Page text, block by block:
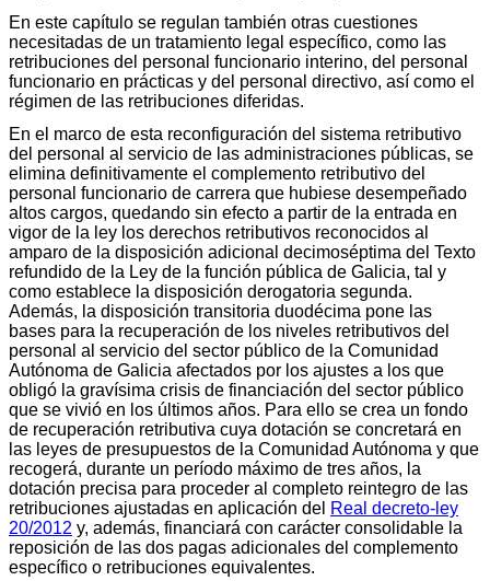
En este capítulo se regulan también otras cuestiones
necesitadas de un tratamiento legal específico, como las
retribuciones del personal funcionario interino, del personal
funcionario en prácticas y del personal directivo, así como el
régimen de las retribuciones diferidas.
En el marco de esta reconfiguración del sistema retributivo
del personal al servicio de las administraciones públicas, se
elimina definitivamente el complemento retributivo del
personal funcionario de carrera que hubiese desempeñado
altos cargos, quedando sin efecto a partir de la entrada en
vigor de la ley los derechos retributivos reconocidos al
amparo de la disposición adicional decimoséptima del Texto
refundido de la Ley de la función pública de Galicia, tal y
como establece la disposición derogatoria segunda.
Además, la disposición transitoria duodécima pone las
bases para la recuperación de los niveles retributivos del
personal al servicio del sector público de la Comunidad
Autónoma de Galicia afectados por los ajustes a los que
obligó la gravísima crisis de financiación del sector público
que se vivió en los últimos años. Para ello se crea un fondo
de recuperación retributiva cuya dotación se concretará en
las leyes de presupuestos de la Comunidad Autónoma y que
recogerá, durante un período máximo de tres años, la
dotación precisa para proceder al completo reintegro de las
retribuciones ajustadas en aplicación del Real decreto-ley
20/2012 y, además, financiará con carácter consolidable la
reposición de las dos pagas adicionales del complemento
específico o retribuciones equivalentes.